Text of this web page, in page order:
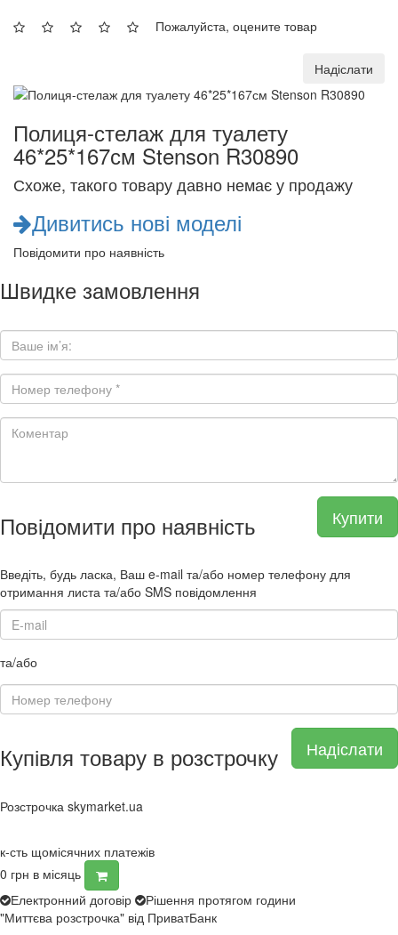
Пожалуйста, оцените товар
Надіслати
Полиця-стелаж для туалету
46*25*167см Stenson R30890
Схоже, такого товару давно немає у продажу
Дивитись нові моделі
Повідомити про наявність
Швидке замовлення
Купити
Повідомити про наявність
Введіть, будь ласка, Ваш e-mail та/або номер телефону для
отримання листа та/або SMS повідомлення
та/або
Надіслати
Купівля товару в розстрочку
Розстрочка skymarket.ua
к-сть щомісячних платежів
0 грн в місяць
Електронний договір
Рішення протягом години
"Миттєва розстрочка" від ПриватБанк